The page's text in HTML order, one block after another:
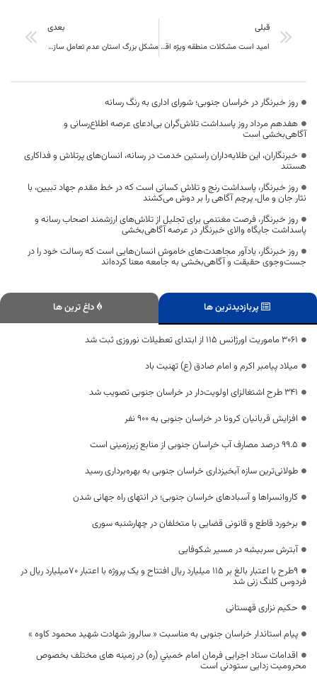
قبلی
امید است مشکلات منطقه ویژه اقتصادی در کوتاه ترین زمان حل گردد
بعدی
مشکل بزرگ استان عدم تعامل سازنده مدیران اجرایی با نهادهای بالادستی خود
روز خبرنگار در خراسان جنوبی؛ شورای اداری به رنگ رسانه
هفدهم مرداد روز پاسداشت تلاش‌گران بی‌ادعای عرصه اطلاع‌رسانی و
آگاهی‌بخشی است
خبرنگاران، این طلایه‌داران راستین خدمت در رسانه، انسان‌های پرتلاش و فداکاری
هستند
روز خبرنگار، پاسداشت رنج و تلاش کسانی است که در خط مقدم جهاد تبیین، با
نثار جان و مال، پرچم آگاهی را بر دوش می‌کشند
روز خبرنگار، فرصت مغتنمی برای تجلیل از تلاش‌های ارزشمند اصحاب رسانه و
پاسداشت جایگاه والای خبرنگار در عرصه آگاهی‌بخشی
روز خبرنگار، یادآور مجاهدت‌های خاموش انسان‌هایی است که رسالت خود را در
جست‌وجوی حقیقت و آگاهی‌بخشی به جامعه معنا کرده‌اند
پربازدیدترین ها داغ ترین ها
3061 ماموریت اورژانس 115 از ابتدای تعطیلات نوروزی ثبت شد
میلاد پیامبر اکرم و امام صادق (ع) تهنیت باد
۳۴۱ طرح اشتغالزای اولویت‌دار در خراسان جنوبی تصویب شد
افزایش قربانیان کرونا در خراسان جنوبی به ۹۰۰ نفر
۹۹.۵ درصد مصارف آب خراسان جنوبی از منابع زیرزمینی است
طولانی‌ترین سازه آبخیزداری خراسان جنوبی به بهره‌برداری رسید
کاروانسراها و آسبادهای خراسان جنوبی؛ در انتهای راه جهانی شدن
برخورد قاطع و قانونی قضایی با متخلفان در چهارشنبه سوری
آبترش سربیشه در مسیر شکوفایی
۹طرح با اعتبار بالغ بر ۱۱۵ میلیارد ریال افتتاح و یک پروژه با اعتبار ۷۰میلیارد ریال در
فردوس کلنگ زنی شد
حکیم نزاری قهستانی
پیام استاندار خراسان جنوبی به مناسبت « سالروز شهادت شهید محمود کاوه »
اقدامات ستاد اجرایی فرمان امام خميني (ره) در زمینه های مختلف بخصوص
محرومیت زدایی ستودنی است